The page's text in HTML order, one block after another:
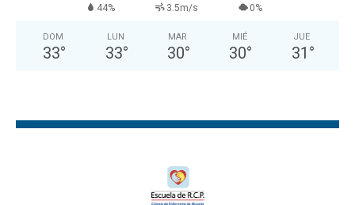
44% 3.5m/s 0%
DOM
33°
LUN
33°
MAR
30°
MIÉ
30°
JUE
31 °